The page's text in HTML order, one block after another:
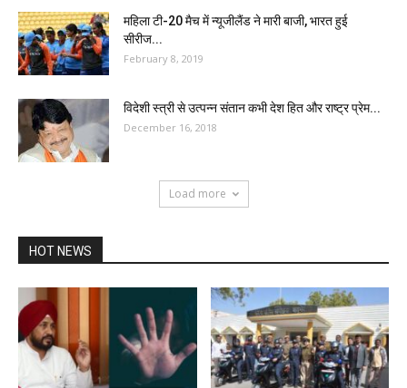
महिला टी-20 मैच में न्यूजीलैंड ने मारी बाजी, भारत हुई
सीरीज...
February 8, 2019
विदेशी स्त्री से उत्पन्न संतान कभी देश हित और राष्ट्र प्रेम...
December 16, 2018
Load more
HOT NEWS